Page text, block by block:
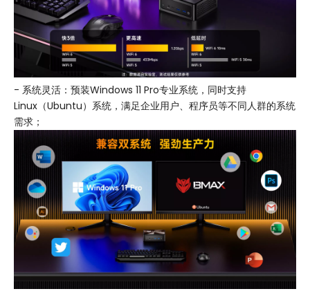
- 系统灵活：预装Windows 11 Pro专业系统，同时支持
Linux（Ubuntu）系统，满足企业用户、程序员等不同人群的系统
需求；